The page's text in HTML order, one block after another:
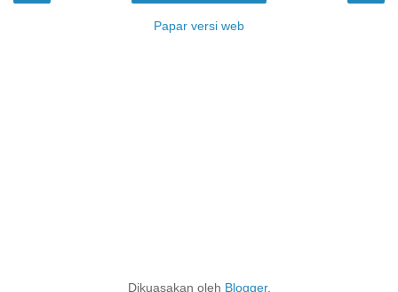
Papar versi web
Dikuasakan oleh Blogger.